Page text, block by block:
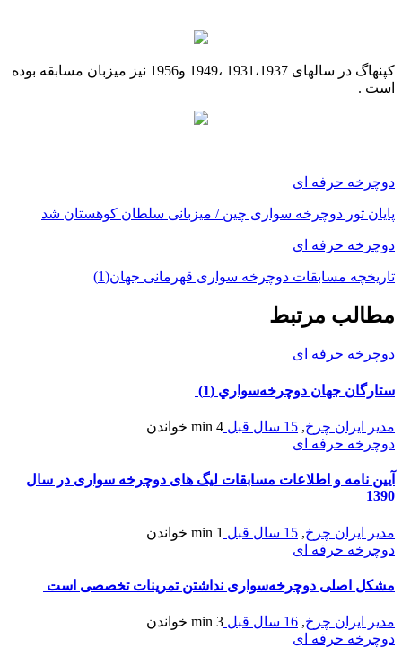
کپنهاگ در سالهای 1931،1937 ،1949 و1956 نیز میزبان مسابقه بوده
است .
دوچرخه حرفه ای
پایان تور دوچرخه سواری چین / میزبانی سلطان کوهستان شد
دوچرخه حرفه ای
تاریخچه مسابقات دوچرخه سواری قهرمانی جهان(1)
مطالب مرتبط
دوچرخه حرفه ای
ستارگان جهان دوچرخه‌سواري (1)
مدیر ایران چرخ, 15 سال قبل 4 min
خواندن
دوچرخه حرفه ای
آیین نامه و اطلاعات مسابقات لیگ های دوچرخه سواری در سال
1390
مدیر ایران چرخ, 15 سال قبل 1 min
خواندن
دوچرخه حرفه ای
مشکل اصلی دوچرخه‌سواری نداشتن تمرینات تخصصی است
مدیر ایران چرخ, 16 سال قبل 3 min
خواندن
دوچرخه حرفه ای